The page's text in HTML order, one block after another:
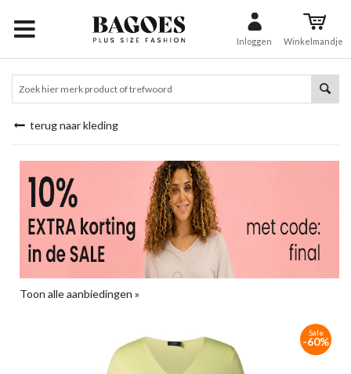
Inloggen Winkelmandje
terug naar kleding
Toon alle aanbiedingen »
Sale
-60%